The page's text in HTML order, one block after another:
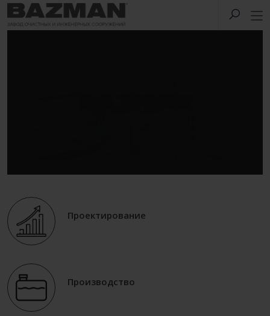
Проектирование
Производство